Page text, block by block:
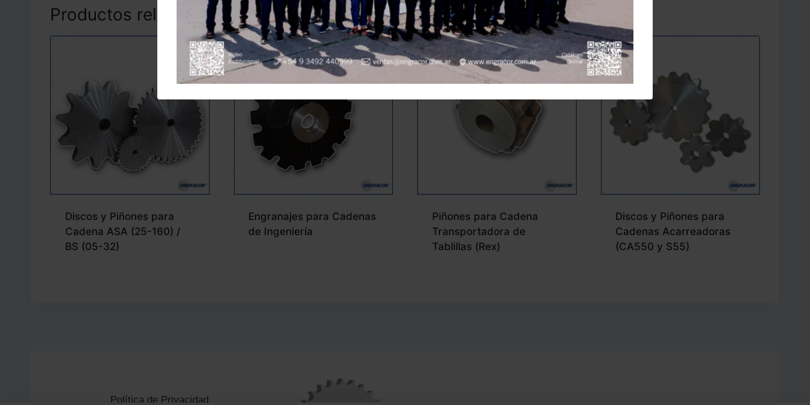
Productos relacionados
Discos y Piñones para
Cadena ASA (25-160) /
BS (05-32)
Engranajes para Cadenas
de Ingeniería
Piñones para Cadena
Transportadora de
Tablillas (Rex)
Discos y Piñones para
Cadenas Acarreadoras
(CA550 y S55)
Política de Privacidad